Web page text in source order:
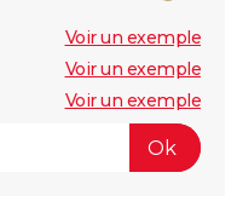
Voir un exemple
Voir un exemple
Voir un exemple